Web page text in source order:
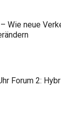
Wie neue
Forum 2: